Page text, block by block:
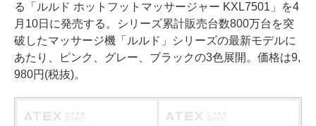
る「ルルド ホットフットマッサージャー KXL7501」を4
月10日に発売する。シリーズ累計販売台数800万台を突
破したマッサージ機「ルルド」シリーズの最新モデルに
あたり、ピンク、グレー、ブラックの3色展開。価格は9,
980円(税抜)。